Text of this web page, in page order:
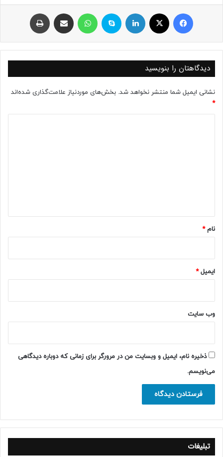
فیسبوک ایکس لینکداین اسکایپ واتس آپ اشتراک با ایمیل
دیدگاهتان را بنویسید
نشانی ایمیل شما منتشر نخواهد شد. بخش‌های موردنیاز علامت‌گذاری شده‌اند
*
نام*
ایمیل*
وب‌ سایت
ذخیره نام، ایمیل و وبسایت من در مرورگر برای زمانی که دوباره دیدگاهی
می‌نویسم.
تبلیغات